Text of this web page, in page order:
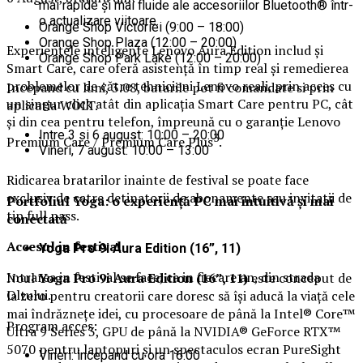
mai rapide și mai fluide ale accesoriilor Bluetooth® într-
o actualizare viitoare.
Experiențele inteligente Lenovo Aura Edition includ și
Smart Care, care oferă asistență în timp real și remedierea
problemelor de către tehnicieni Lenovo reali, prin acces cu
un singur click atât din aplicația Smart Care pentru PC, cât
și din cea pentru telefon, împreună cu o garanție Lenovo
Premium Care / Premium Care Plus3.
Portfoliul Yoga:o experiență PC mai intuitivă și mai
conectată
Yoga Pro 9i Aura Edition (16”, 11)
NoulYoga Pro 9i Aura Edition (16”, 11)este conceput de
la zero pentru creatorii care doresc să își aducă la viață cele
mai îndrăznețe idei, cu procesoare de până la Intel® Core™
Ultra 9 Series 3, GPU de până la NVIDIA® GeForce RTX™
5070 pentru laptopuri și un spectaculos ecran PureSight
Orange Shop Victoriei (9:00 – 18:00)
Orange Shop Plaza (12:00 – 20:00)
Orange Shop Park Lake (12:00 – 20:00)
Incepand cu luni, 3.08, batarile pot fi comandate si prin
aplicatia WOLT.
Intre 3 si 6 august: 10:00 – 20:00
Vineri, 7 august: 10:00 – 13:00
Ridicarea bratarilor inainte de festival se poate face
exclusiv de catre detinatorii de abonamente sau invitatii de
tip full pass.
Accesul in festival
Intrarea in festival se face, ca in fiecare an, din strada
Oltului.
Program acces:
Vineri: incepand cu ora 16:00